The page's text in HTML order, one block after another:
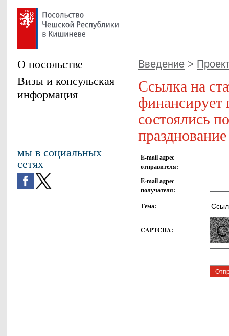
Введение >
Ссылка на
состоялись
E-mail адрес
отправителя:
E-mail адрес
получателя:
Тема:
CAPTCHA:
О посольстве
Визы и консульская
информация
мы в социальных
сетях